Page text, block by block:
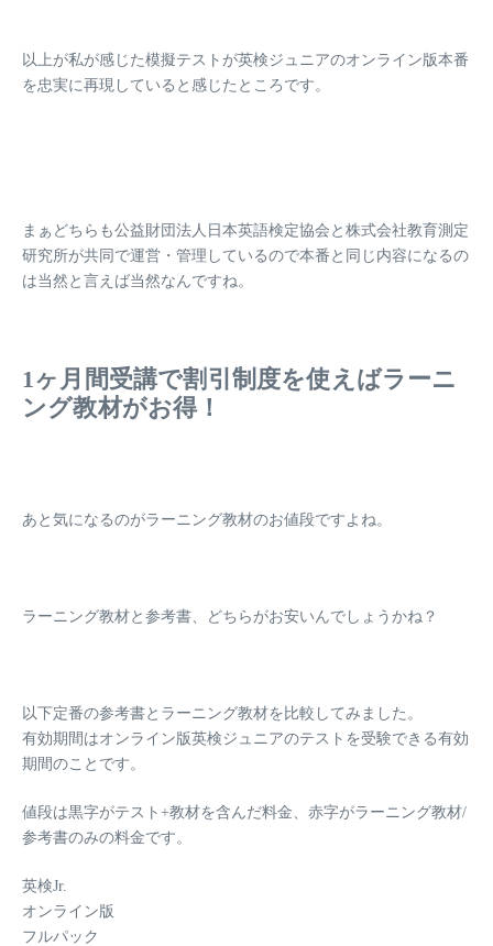
以上が私が感じた模擬テストが英検ジュニアのオンライン版本番
を忠実に再現していると感じたところです。
まぁどちらも公益財団法人日本英語検定協会 と 株式会社教育測定
研究所が共同で運営・管理しているので本番と同じ内容になるの
は当然と言えば当然なんですね。
1ヶ月間受講で割引制度を使えばラーニ
ング教材がお得！
あと気になるのがラーニング教材のお値段ですよね。
ラーニング教材と参考書、どちらがお安いんでしょうかね？
以下定番の参考書とラーニング教材を比較してみました。
有効期間はオンライン版英検ジュニアのテストを受験できる有効
期間のことです。
値段は黒字がテスト+教材を含んだ料金、 赤字がラーニング教材/
参考書のみの料金です。
英検Jr.
オンライン版
フルパック